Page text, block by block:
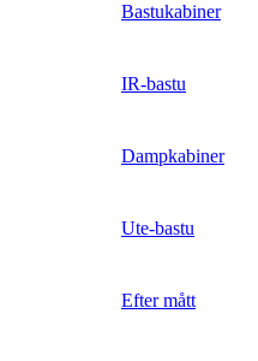
Bastukabiner
IR-bastu
Dampkabiner
Ute-bastu
Efter mått